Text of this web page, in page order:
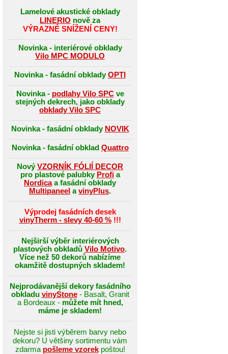
Lamelové akustické obklady
LINERIO nově za
VÝRAZNÉ SNÍŽENÍ CENY!
Novinka - interiérové obklady
Vilo MPC MODULO
Novinka - fasádní obklady OPTI
Novinka - podlahy Vilo SPCve
stejných dekrech, jako obklady
obklady Vilo SPC
Novinka - fasádní obklady NOVIK
Novinka - fasádní obklad Quattro
Nový VZORNÍK FÓLIÍ DECOR
pro plastové palubky Profia
Nordicaa fasádní obklady
Multipaneel avinyPlus.
Výprodej fasádních desek
vinyTherm - slevy 40-60 %!!!
Nejširší výběr interiérových
plastových obkladů Vilo Motivo.
Více než 50 dekorů nabízíme
okamžitě dostupných skladem!
Nejprodávanější dekory fasádního
obkladu vinyStone- Basalt, Granit
a Bordeaux - můžete mít hned,
máme je skladem!
Nejste si jisti výběrem barvy nebo
dekoru? U většiny sortimentu vám
zdarma pošleme vzorekpoštou!